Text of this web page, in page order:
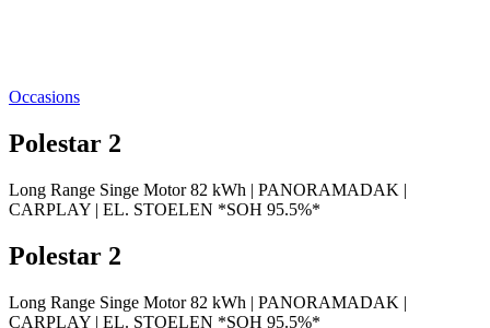
Occasions
Polestar 2
Long Range Singe Motor 82 kWh | PANORAMADAK |
CARPLAY | EL. STOELEN *SOH 95.5%*
Polestar 2
Long Range Singe Motor 82 kWh | PANORAMADAK |
CARPLAY | EL. STOELEN *SOH 95.5%*